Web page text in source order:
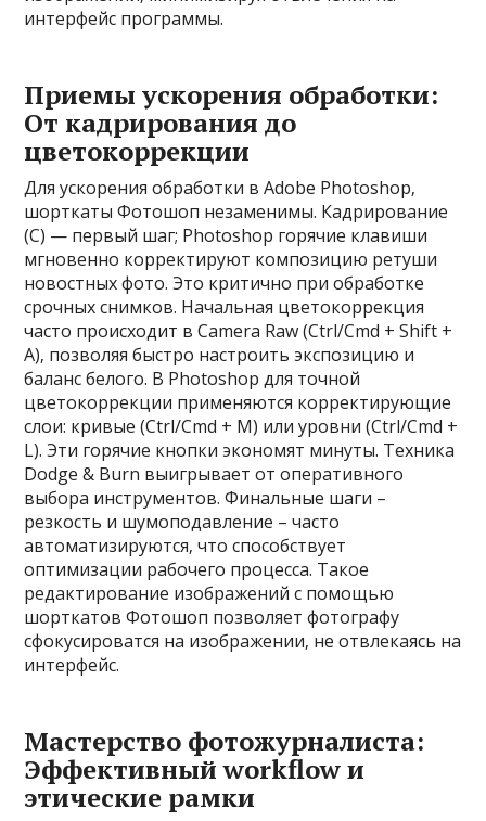
интерфейс программы.
Приемы ускорения обработки:
От кадрирования до
цветокоррекции
Для ускорения обработки в Adobe Photoshop‚
шорткаты Фотошоп незаменимы. Кадрирование
(C) — первый шаг; Photoshop горячие клавиши
мгновенно корректируют композицию ретуши
новостных фото. Это критично при обработке
срочных снимков. Начальная цветокоррекция
часто происходит в Camera Raw (Ctrl/Cmd + Shift +
A)‚ позволяя быстро настроить экспозицию и
баланс белого. В Photoshop для точной
цветокоррекции применяются корректирующие
слои: кривые (Ctrl/Cmd + M) или уровни (Ctrl/Cmd +
L). Эти горячие кнопки экономят минуты. Техника
Dodge & Burn выигрывает от оперативного
выбора инструментов. Финальные шаги –
резкость и шумоподавление – часто
автоматизируются‚ что способствует
оптимизации рабочего процесса. Такое
редактирование изображений с помощью
шорткатов Фотошоп позволяет фотографу
сфокусироватся на изображении‚ не отвлекаясь на
интерфейс.
Мастерство фотожурналиста:
Эффективный workflow и
этические рамки